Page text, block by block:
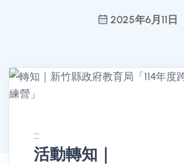
2025年6月11日
:::
活動轉知｜